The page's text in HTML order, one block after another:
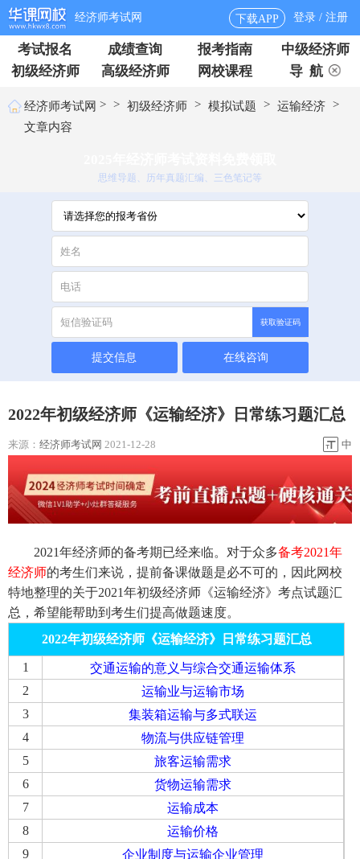
经济师考试网 下载APP 登录 / 注册
考试报名 成绩查询 报考指南
中级经济师
初级经济师
高级经济师 网校课程 导 航
经济师考试网 > > 初级经济师 > 模拟试题 > 运输经济 >
文章内容
思维导题、历年真题汇编、三色笔记等
获取验证码
提交信息 在线咨询
2022年初级经济师《运输经济》日常练习题汇总
来源： 经济师考试网 2021-12-28 中
2021年经济师的备考期已经来临。对于众多备考2021年
经济师的考生们来说，提前备课做题是必不可的，因此网校
特地整理的关于2021年初级经济师《运输经济》考点试题汇
总，希望能帮助到考生们提高做题速度。
2022年初级经济师《运输经济》日常练习题汇总
1
交通运输的意义与综合交通运输体系
2
运输业与运输市场
3
集装箱运输与多式联运
4
物流与供应链管理
5
旅客运输需求
6
货物运输需求
7
运输成本
8
运输价格
9
企业制度与运输企业管理